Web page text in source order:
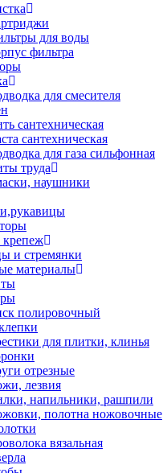
для воды
фильтра
для смесителя
сантехническая
сантехническая
для газа сильфонная
труда
наушники
крепеж
и стремянки
материалы
полировочный
для плитки, клинья
отрезные
лезвия
напильники, рашпили
полотна ножовочные
вязальная